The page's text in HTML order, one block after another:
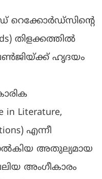
തിളക്കത്തിൽ
ഹൃദയം
Literature,
എന്നീ
അതുല്യമായ
അംഗീകാരം